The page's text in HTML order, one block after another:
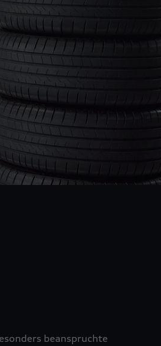
beanspruchte